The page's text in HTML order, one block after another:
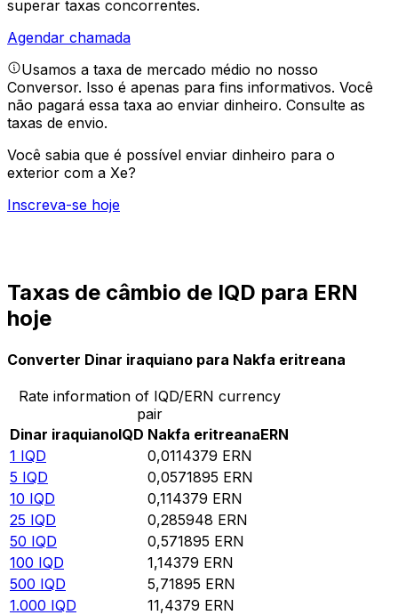
superar taxas concorrentes.
Agendar chamada
Usamos a taxa de mercado médio no nosso
Conversor. Isso é apenas para fins informativos. Você
não pagará essa taxa ao enviar dinheiro. Consulte as
taxas de envio.
Você sabia que é possível enviar dinheiro para o
exterior com a Xe?
Inscreva-se hoje
Taxas de câmbio de IQD para ERN
hoje
Converter Dinar iraquiano para Nakfa eritreana
Rate information of IQD/ERN currency
pair
Dinar iraquianoIQD Nakfa eritreanaERN
1 IQD 0,0114379 ERN
5 IQD 0,0571895 ERN
10 IQD 0,114379 ERN
25 IQD 0,285948 ERN
50 IQD 0,571895 ERN
100 IQD 1,14379 ERN
500 IQD 5,71895 ERN
1.000 IQD 11,4379 ERN